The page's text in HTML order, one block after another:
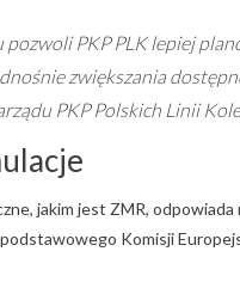
PKP PLK lepiej
zwiększania
PKP Polskich Linii
jakim jest ZMR, odpowiada
Komisji